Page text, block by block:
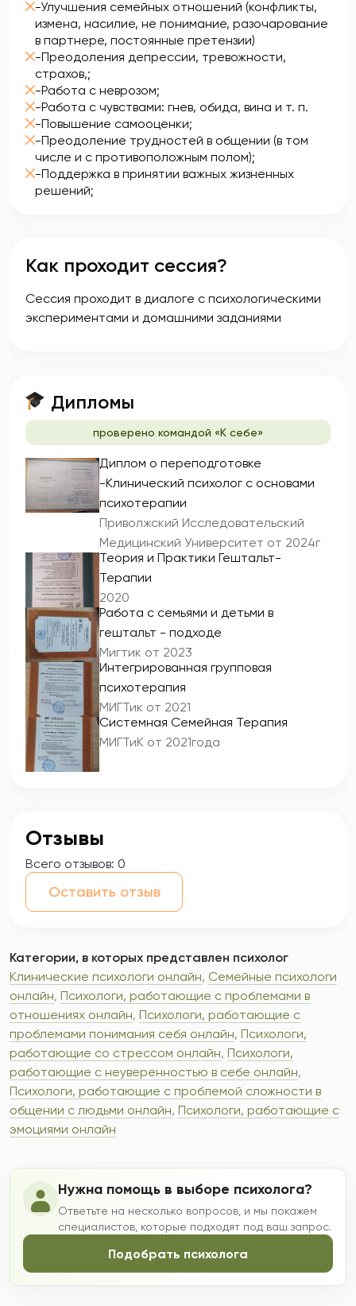
-Улучшения семейных отношений (конфликты,
измена, насилие, не понимание, разочарование
в партнере, постоянные претензии)
-Преодоления депрессии, тревожности,
страхов,;
-Работа с неврозом;
-Работа с чувствами: гнев, обида, вина и т. п.
-Повышение самооценки;
-Преодоление трудностей в общении (в том
числе и с противоположным полом);
-Поддержка в принятии важных жизненных
решений;
Как проходит сессия?
Сессия проходит в диалоге с психологическими
экспериментами и домашними заданиями
Дипломы
проверено командой «К себе»
Диплом о переподготовке
-Клинический психолог с основами
психотерапии
Приволжский Исследовательский
Медицинский Университет от 2024г
Теория и Практики Гештальт-
Терапии
2020
Работа с семьями и детьми в
гештальт - подходе
Мигтик от 2023
Интегрированная групповая
психотерапия
МИГТик от 2021
Системная Семейная Терапия
МИГТиК от 2021года
Отзывы
Всего отзывов: 0
Оставить отзыв
Категории, в которых представлен психолог
Клинические психологи онлайн, Семейные психологи
онлайн, Психологи, работающие с проблемами в
отношениях онлайн, Психологи, работающие с
проблемами понимания себя онлайн, Психологи,
работающие со стрессом онлайн, Психологи,
работающие с неуверенностью в себе онлайн,
Психологи, работающие с проблемой сложности в
общении с людьми онлайн, Психологи, работающие с
эмоциями онлайн
Нужна помощь в выборе психолога?
Ответьте на несколько вопросов, и мы покажем
специалистов, которые подходят под ваш запрос.
Подобрать психолога